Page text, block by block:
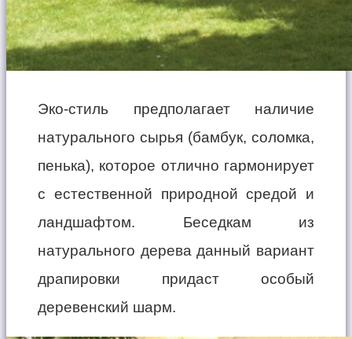
Эко-стиль предполагает наличие
натурального сырья (бамбук, соломка,
пенька), которое отлично гармонирует
с естественной природной средой и
ландшафтом. Беседкам из
натурального дерева данный вариант
драпировки придаст особый
деревенский шарм.